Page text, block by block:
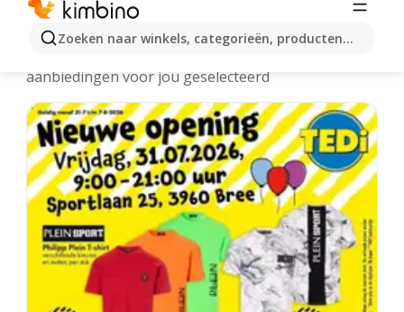
Zoeken naar winkels, categorieën, producten...
Brussel folders online
aanbiedingen voor jou geselecteerd